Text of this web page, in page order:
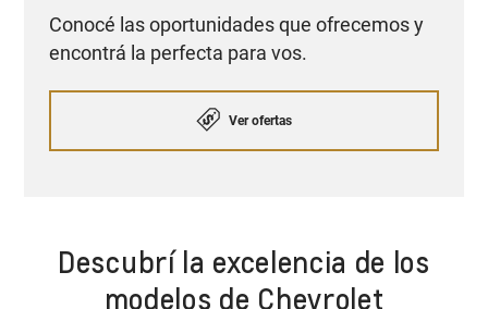
Conocé las oportunidades que ofrecemos y
encontrá la perfecta para vos.
Ver ofertas
Descubrí la excelencia de los
modelos de Chevrolet